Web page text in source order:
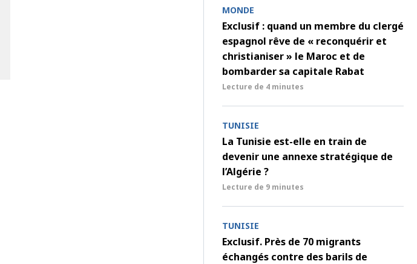
MONDE
Exclusif : quand un membre du clergé
espagnol rêve de « reconquérir et
christianiser » le Maroc et de
bombarder sa capitale Rabat
Lecture de 4 minutes
TUNISIE
La Tunisie est-elle en train de
devenir une annexe stratégique de
l’Algérie ?
Lecture de 9 minutes
TUNISIE
Exclusif. Près de 70 migrants
échangés contre des barils de